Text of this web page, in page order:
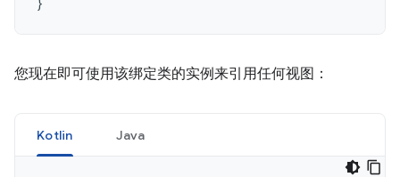
您现在即可使用该绑定类的实例来引用任何视图：
Kotlin Java